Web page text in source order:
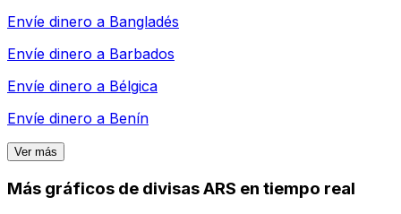
Envíe dinero a Bangladés
Envíe dinero a Barbados
Envíe dinero a Bélgica
Envíe dinero a Benín
Ver más
Más gráficos de divisas ARS en tiempo real